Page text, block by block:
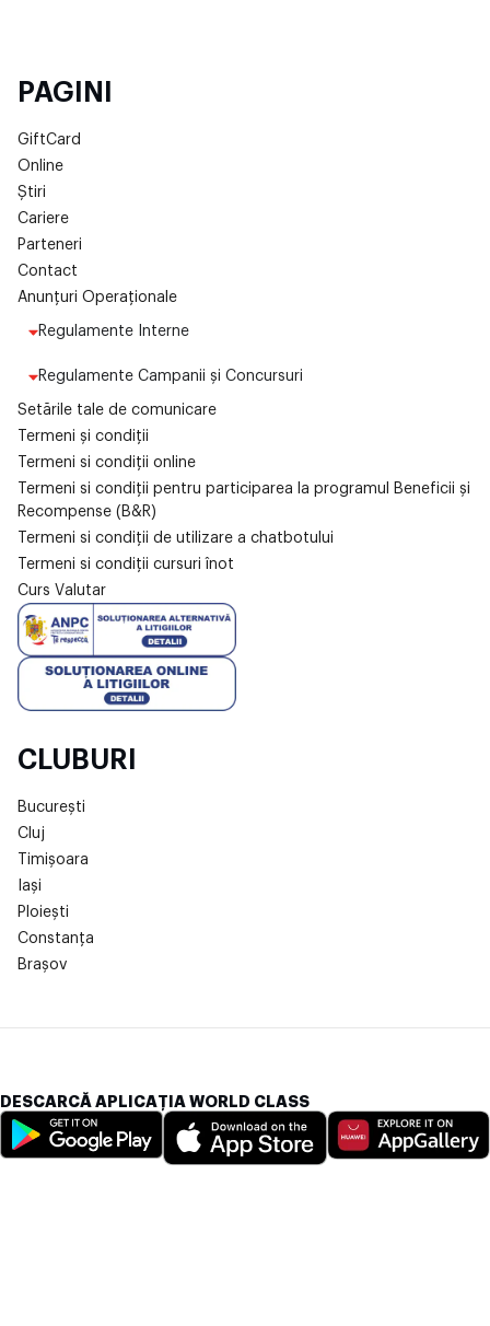
PAGINI
GiftCard
Online
Știri
Cariere
Parteneri
Contact
Anunțuri Operaționale
Regulamente Interne
Regulamente Campanii și Concursuri
Setările tale de comunicare
Termeni și condiții
Termeni si condiții online
Termeni si condiții pentru participarea la programul Beneficii și
Recompense (B&R)
Termeni si condiții de utilizare a chatbotului
Termeni si condiții cursuri înot
Curs Valutar
CLUBURI
București
Cluj
Timișoara
Iași
Ploiești
Constanța
Brașov
DESCARCĂ APLICAȚIA WORLD CLASS